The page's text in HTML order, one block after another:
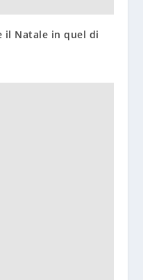
il Natale in quel di